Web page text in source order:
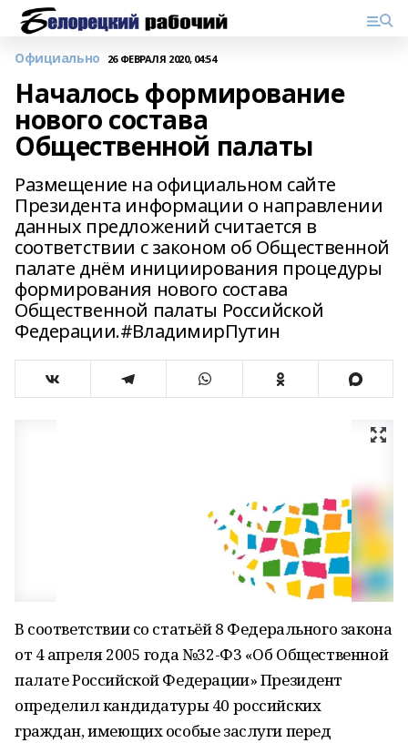
Официально 26 ФЕВРАЛЯ 2020, 04:54
Началось формирование
нового состава
Общественной палаты
Размещение на официальном сайте
Президента информации о направлении
данных предложений считается в
соответствии с законом об Общественной
палате днём инициирования процедуры
формирования нового состава
Общественной палаты Российской
Федерации.#ВладимирПутин
В соответствии со статьёй 8 Федерального закона
от 4 апреля 2005 года №32-Ф3 «Об Общественной
палате Российской Федерации» Президент
определил кандидатуры 40 российских
граждан, имеющих особые заслуги перед